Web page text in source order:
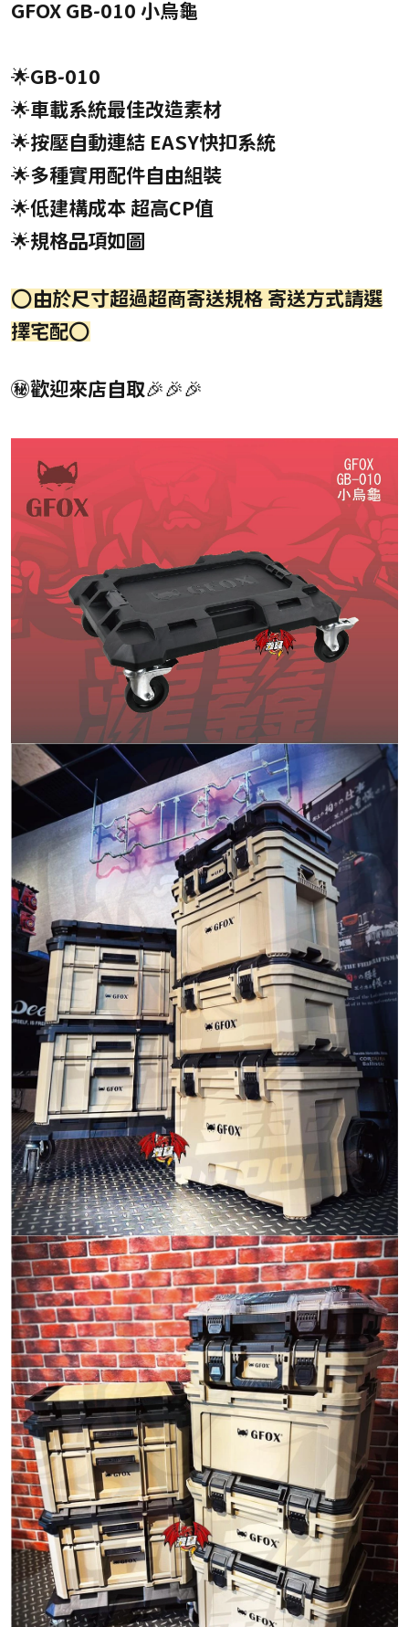
GFOX GB-010 小烏龜
🌟GB-010
🌟車載系統最佳改造素材
🌟按壓自動連結 EASY快扣系統
🌟多種實用配件自由組裝
🌟低建構成本 超高CP值
🌟規格品項如圖
⭕由於尺寸超過超商寄送規格 寄送方式請選
擇宅配⭕
㊙️歡迎來店自取🎉🎉🎉